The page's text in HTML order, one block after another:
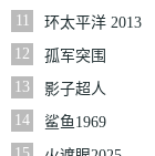
11
环太平洋 2013
12
孤军突围
13
影子超人
14
鲨鱼1969